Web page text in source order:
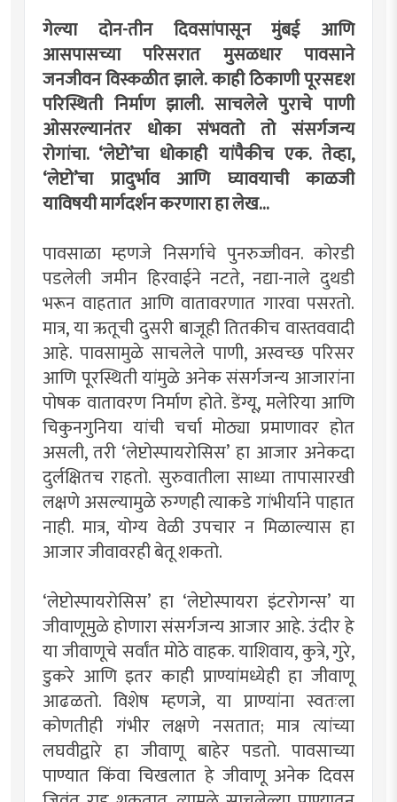
गेल्या दोन-तीन दिवसांपासून मुंबई आणि
आसपासच्या परिसरात मुसळधार पावसाने
जनजीवन विस्कळीत झाले. काही ठिकाणी पूरसदृश
परिस्थिती निर्माण झाली. साचलेले पुराचे पाणी
ओसरल्यानंतर धोका संभवतो तो संसर्गजन्य
रोगांचा. ‌‘लेप्टो‌’चा धोकाही यांपैकीच एक. तेव्हा,
‌‘लेप्टो‌’चा प्रादुर्भाव आणि घ्यावयाची काळजी
याविषयी मार्गदर्शन करणारा हा लेख...
पावसाळा म्हणजे निसर्गाचे पुनरुज्जीवन. कोरडी
पडलेली जमीन हिरवाईने नटते, नद्या-नाले दुथडी
भरून वाहतात आणि वातावरणात गारवा पसरतो.
मात्र, या ऋतूची दुसरी बाजूही तितकीच वास्तववादी
आहे. पावसामुळे साचलेले पाणी, अस्वच्छ परिसर
आणि पूरस्थिती यांमुळे अनेक संसर्गजन्य आजारांना
पोषक वातावरण निर्माण होते. डेंग्यू, मलेरिया आणि
चिकुनगुनिया यांची चर्चा मोठ्या प्रमाणावर होत
असली, तरी ‌‘लेप्टोस्पायरोसिस‌’ हा आजार अनेकदा
दुर्लक्षितच राहतो. सुरुवातीला साध्या तापासारखी
लक्षणे असल्यामुळे रुग्णही त्याकडे गांभीर्याने पाहात
नाही. मात्र, योग्य वेळी उपचार न मिळाल्यास हा
आजार जीवावरही बेतू शकतो.
‌‘लेप्टोस्पायरोसिस‌’ हा ‌‘लेप्टोस्पायरा इंटरोगन्स‌’ या
जीवाणूमुळे होणारा संसर्गजन्य आजार आहे. उंदीर हे
या जीवाणूचे सर्वांत मोठे वाहक. याशिवाय, कुत्रे, गुरे,
डुकरे आणि इतर काही प्राण्यांमध्येही हा जीवाणू
आढळतो. विशेष म्हणजे, या प्राण्यांना स्वतःला
कोणतीही गंभीर लक्षणे नसतात; मात्र त्यांच्या
लघवीद्वारे हा जीवाणू बाहेर पडतो. पावसाच्या
पाण्यात किंवा चिखलात हे जीवाणू अनेक दिवस